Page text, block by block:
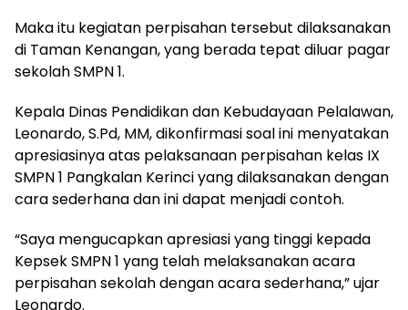
Maka itu kegiatan perpisahan tersebut dilaksanakan
di Taman Kenangan, yang berada tepat diluar pagar
sekolah SMPN 1.
Kepala Dinas Pendidikan dan Kebudayaan Pelalawan,
Leonardo, S.Pd, MM, dikonfirmasi soal ini menyatakan
apresiasinya atas pelaksanaan perpisahan kelas IX
SMPN 1 Pangkalan Kerinci yang dilaksanakan dengan
cara sederhana dan ini dapat menjadi contoh.
“Saya mengucapkan apresiasi yang tinggi kepada
Kepsek SMPN 1 yang telah melaksanakan acara
perpisahan sekolah dengan acara sederhana,” ujar
Leonardo.